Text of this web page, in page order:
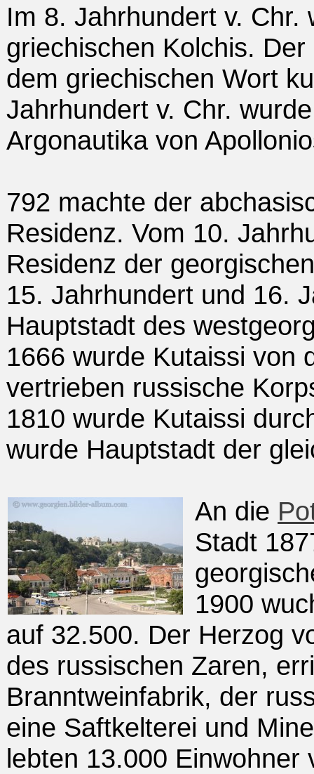
Im 8. Jahrhundert v.
griechischen Kolchis.
dem griechischen Wort
Jahrhundert v. Chr.
Argonautika von
792 machte der
Residenz. Vom 10.
Residenz der
15. Jahrhundert und 16.
Hauptstadt des
1666 wurde Kutaissi von
vertrieben russische
1810 wurde Kutaissi
wurde Hauptstadt der
An die
Stadt
1900
auf 32.500. Der Herzog
des russischen Zaren,
Branntweinfabrik, der
eine Saftkelterei und
lebten 13.000 Einwohner